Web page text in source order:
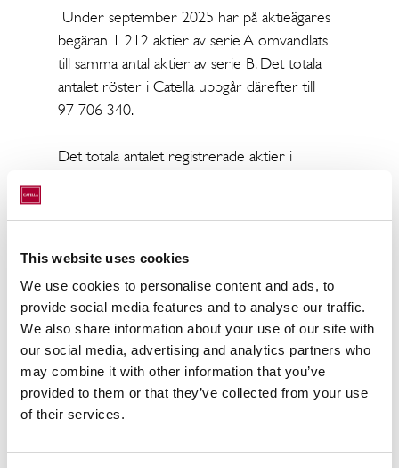
This website uses cookies
We use cookies to personalise content and ads, to
provide social media features and to analyse our traffic.
We also share information about your use of our site with
our social media, advertising and analytics partners who
may combine it with other information that you’ve
provided to them or that they’ve collected from your use
of their services.
Under september 2025 har på aktieägares
begäran 1 212 aktier av serie A omvandlats
till samma antal aktier av serie B. Det totala
antalet röster i Catella uppgår därefter till
97 706 340.
Det totala antalet registrerade aktier i
och 86 009 130 aktier av serie B.
Dokument
Omvandling av aktier i Catella AB
Denna information är sådan information som
Catella AB är skyldigt att offentliggöra enligt
lagen om handel med finansiella instrument.
Informationen lämnades för offentliggörande